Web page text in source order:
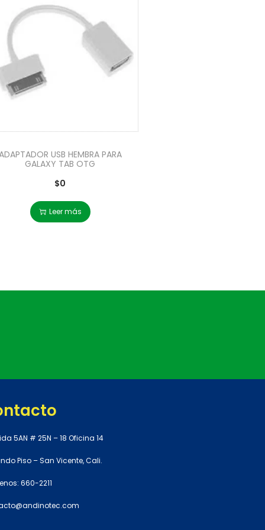
USB HEMBRA PARA
GALAXY TAB OTG
$0
Leer más
5AN # 25N – 18 Oficina 14
Piso – San Vicente, Cali.
660-2211